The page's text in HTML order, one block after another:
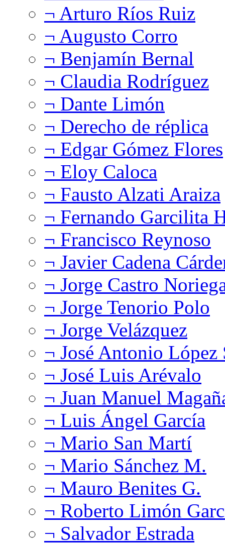
¬ Arturo Ríos Ruiz
¬ Augusto Corro
¬ Benjamín Bernal
¬ Claudia Rodríguez
¬ Dante Limón
¬ Derecho de réplica
¬ Edgar Gómez Flores
¬ Eloy Caloca
¬ Fausto Alzati Araiza
¬ Fernando Garcilita
¬ Francisco Reynoso
¬ Javier Cadena
¬ Jorge Castro
¬ Jorge Tenorio Polo
¬ Jorge Velázquez
¬ José Antonio López
¬ José Luis Arévalo
¬ Juan Manuel
¬ Luis Ángel García
¬ Mario San Martí
¬ Mario Sánchez M.
¬ Mauro Benites G.
¬ Roberto Limón
¬ Salvador Estrada